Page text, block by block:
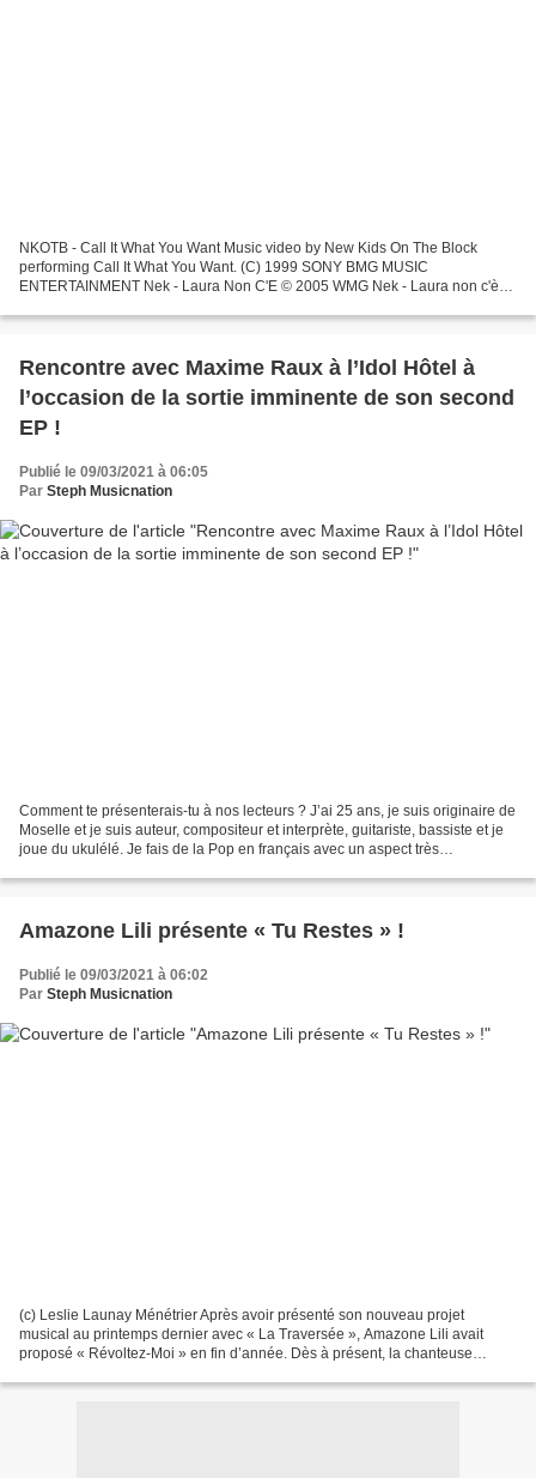
NKOTB - Call It What You Want Music video by New Kids On The Block
performing Call It What You Want. (C) 1999 SONY BMG MUSIC
ENTERTAINMENT Nek - Laura Non C'E © 2005 WMG Nek - Laura non c'è
Rencontre avec Maxime Raux à l’Idol Hôtel à
l’occasion de la sortie imminente de son second
EP !
Publié le 09/03/2021 à 06:05
Par Steph Musicnation
Comment te présenterais-tu à nos lecteurs ? J’ai 25 ans, je suis originaire de
Moselle et je suis auteur, compositeur et interprète, guitariste, bassiste et je
joue du ukulélé. Je fais de la Pop en français avec un aspect très
Amazone Lili présente « Tu Restes » !
Publié le 09/03/2021 à 06:02
Par Steph Musicnation
(c) Leslie Launay Ménétrier Après avoir présenté son nouveau projet
musical au printemps dernier avec « La Traversée », Amazone Lili avait
proposé « Révoltez-Moi » en fin d’année. Dès à présent, la chanteuse